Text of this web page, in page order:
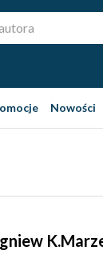
Nowości